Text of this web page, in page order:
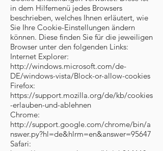
in dem Hilfemenü jedes Browsers
beschrieben, welches Ihnen erläutert, wie
Sie Ihre Cookie-Einstellungen ändern
können. Diese finden Sie für die jeweiligen
Browser unter den folgenden Links:
Internet Explorer:
http://windows.microsoft.com/de-
DE/windows-vista/Block-or-allow-cookies
Firefox:
https://support.mozilla.org/de/kb/cookies
-erlauben-und-ablehnen
Chrome:
http://support.google.com/chrome/bin/a
nswer.py?hl=de&hlrm=en&answer=95647
Safari: